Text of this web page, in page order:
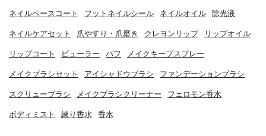
ネイルベースコート フットネイルシール ネイルオイル 除光液
ネイルケアセット 爪やすり・爪磨き クレヨンリップ リップオイル
リップコート ビューラー パフ メイクキープスプレー
メイクブラシセット アイシャドウブラシ ファンデーションブラシ
スクリューブラシ メイクブラシクリーナー フェロモン香水
ボディミスト 練り香水 香水